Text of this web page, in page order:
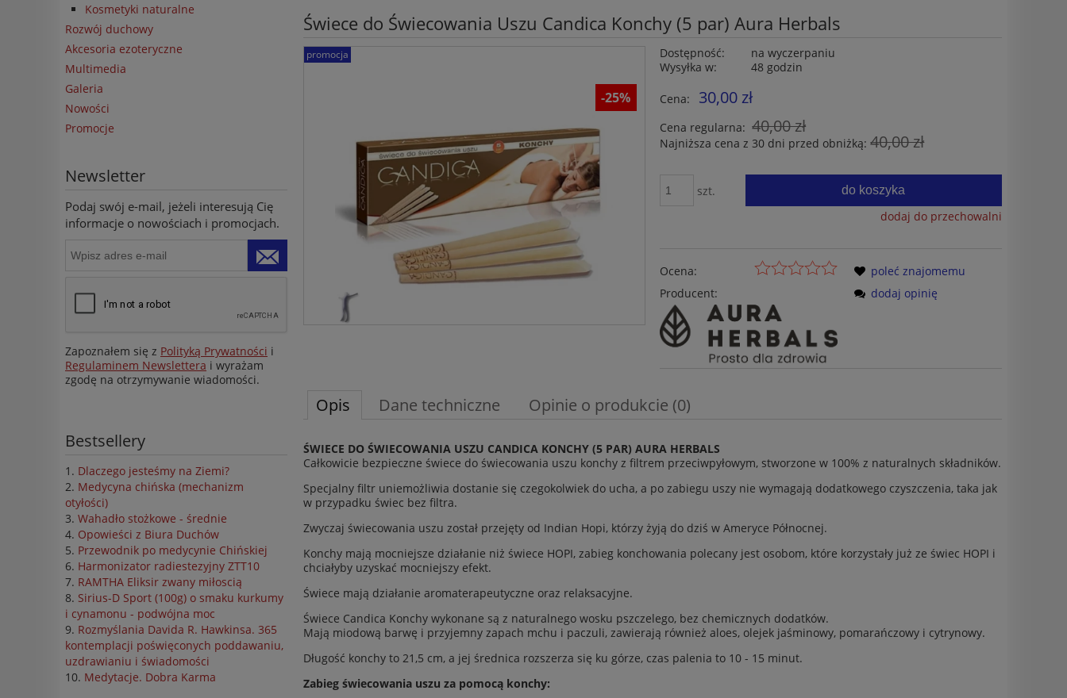
Kosmetyki naturalne
Rozwój duchowy
Akcesoria ezoteryczne
Multimedia
Galeria
Nowości
Promocje
Newsletter
Podaj swój e-mail, jeżeli interesują Cię
informacje o nowościach i promocjach.
Zapoznałem się z Polityką Prywatności i
Regulaminem Newslettera i wyrażam
zgodę na otrzymywanie wiadomości.
Bestsellery
Dlaczego jesteśmy na Ziemi?
Medycyna chińska (mechanizm
otyłości)
Wahadło stożkowe - średnie
Opowieści z Biura Duchów
Przewodnik po medycynie Chińskiej
Harmonizator radiestezyjny ZTT10
RAMTHA Eliksir zwany miłoscią
Sirius-D Sport (100g) o smaku kurkumy
i cynamonu - podwójna moc
Rozmyślania Davida R. Hawkinsa. 365
kontemplacji poświęconych poddawaniu,
uzdrawianiu i świadomości
Medytacje. Dobra Karma
Świece do Świecowania Uszu Candica Konchy (5 par) Aura Herbals
promocja
-25%
Dostępność:
na wyczerpaniu
Wysyłka w:
48 godzin
Cena: 30,00 zł
Cena regularna: 40,00 zł
Najniższa cena z 30 dni przed obniżką:40,00 zł
szt. do koszyka
dodaj do przechowalni
Ocena:
Producent:
poleć znajomemu
dodaj opinię
Opis Dane techniczne Opinie o produkcie (0)
ŚWIECE DO ŚWIECOWANIA USZU CANDICA KONCHY (5 PAR) AURA HERBALS
Całkowicie bezpieczne świece do świecowania uszu konchy z filtrem przeciwpyłowym, stworzone w 100% z naturalnych składników.
Specjalny filtr uniemożliwia dostanie się czegokolwiek do ucha, a po zabiegu uszy nie wymagają dodatkowego czyszczenia, taka jak
w przypadku świec bez filtra.
Zwyczaj świecowania uszu został przejęty od Indian Hopi, którzy żyją do dziś w Ameryce Północnej.
Konchy mają mocniejsze działanie niż świece HOPI, zabieg konchowania polecany jest osobom, które korzystały już ze świec HOPI i
chciałyby uzyskać mocniejszy efekt.
Świece mają działanie aromaterapeutyczne oraz relaksacyjne.
Świece Candica Konchy wykonane są z naturalnego wosku pszczelego, bez chemicznych dodatków.
Mają miodową barwę i przyjemny zapach mchu i paczuli, zawierają również aloes, olejek jaśminowy, pomarańczowy i cytrynowy.
Długość konchy to 21,5 cm, a jej średnica rozszerza się ku górze, czas palenia to 10 - 15 minut.
Zabieg świecowania uszu za pomocą konchy: